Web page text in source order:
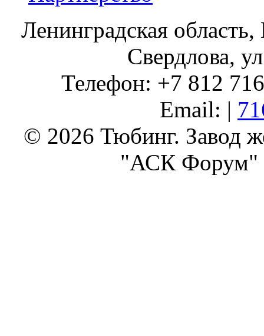
Ленинградская
Свердлова,
Телефон: +7 812
Email: |
© 2026 Тюбинг. Завод
"АСК Форум"